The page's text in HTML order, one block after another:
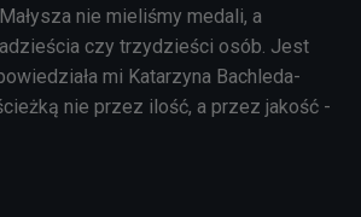
nie mieliśmy medali, a
czy trzydzieści osób. Jest
mi Katarzyna Bachleda-
nie przez ilość, a przez jakość -